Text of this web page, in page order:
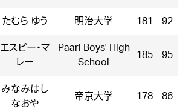
たむら ゆう 明治大学 181 92
エスピー・マ
レー
Paarl Boys' High
School
185 95
みなみはし
なおや
帝京大学 178 86